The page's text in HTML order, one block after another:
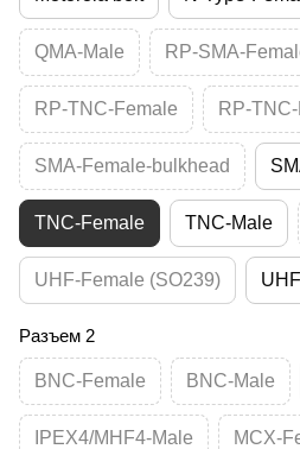
QMA-Male RP-SMA-
RP-TNC-Female RP-
SMA-Female-bulkhead
TNC-Female TNC-Male
UHF-Female (SO239)
Разъем 2
BNC-Female BNC-Male
IPEX4/MHF4-Male MCX-